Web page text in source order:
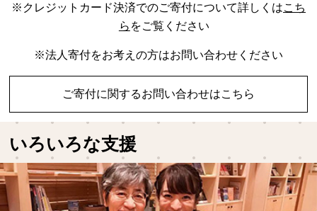
※クレジットカード決済でのご寄付について詳しくはこち
ら をご覧ください
※法人寄付をお考えの方はお問い合わせください
ご寄付に関するお問い合わせはこちら
いろいろな支援